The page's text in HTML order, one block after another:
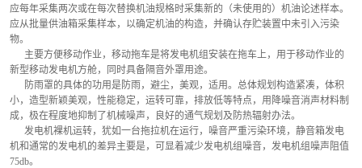
应每年采集两次或在每次替换机油规格时采集新的（未使用的）机油论述样本。
应从批量供油箱采集样本，以确定机油的构造，并确认存贮装置中未引入污染
物。
主要方便移动作业，移动拖车是将发电机组安装在拖车上，用于移动作业的
新型移动发电机方舱，同时具备隔音外罩用途。
防雨罩的具体的功用是防雨，避尘，美观，适用。总体规划构造紧凑，体积
小，造型新颖美观，性能稳定，运转可靠，排放低等特点，用降噪音消声材料制
成，极在程度地抑制了机械噪声，良好的通气规划及防热辐射办法。
发电机裸机运转，犹如一台拖拉机在运行，噪音严重污染环境，静音箱发电
机和通常的发电机的差异主要是，可显着减少发电机组噪音，发电机组噪声阻值
75db。